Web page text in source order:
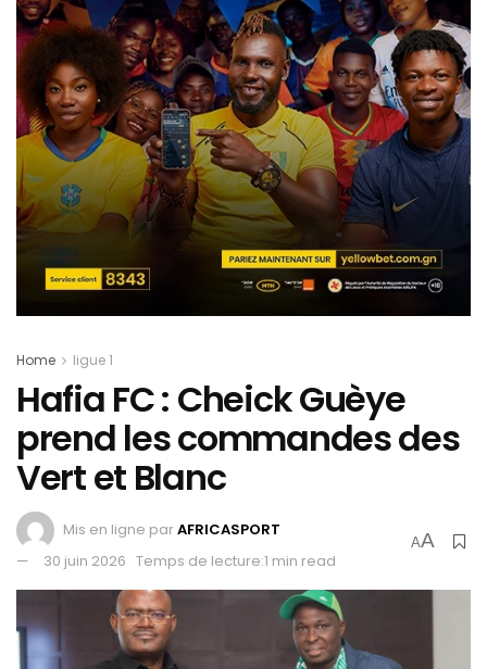
Home ligue 1
Hafia FC : Cheick Guèye
prend les commandes des
Vert et Blanc
Mis en ligne parAFRICASPORT
30 juin 2026 Temps de lecture:1 min read
AA